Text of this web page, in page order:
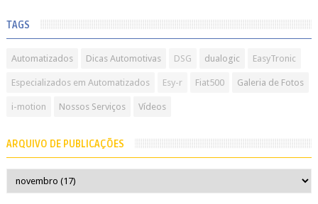
TAGS
Automatizados Dicas Automotivas DSG dualogic EasyTronic
Especializados em Automatizados Esy-r Fiat500 Galeria de Fotos
i-motion Nossos Serviços Vídeos
ARQUIVO DE PUBLICAÇÕES